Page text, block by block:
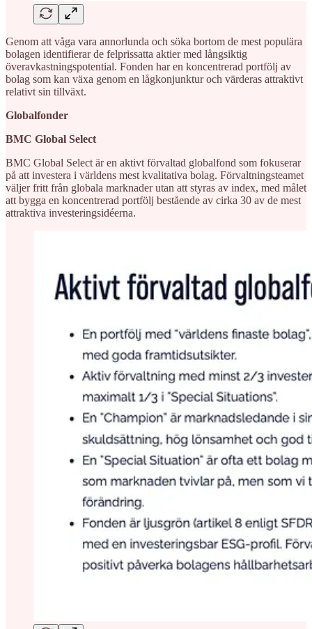
Genom att våga vara annorlunda och söka bortom de mest populära
bolagen identifierar de felprissatta aktier med långsiktig
överavkastningspotential. Fonden har en koncentrerad portfölj av
bolag som kan växa genom en lågkonjunktur och värderas attraktivt
relativt sin tillväxt.
Globalfonder
BMC Global Select
BMC Global Select är en aktivt förvaltad globalfond som fokuserar
på att investera i världens mest kvalitativa bolag. Förvaltningsteamet
väljer fritt från globala marknader utan att styras av index, med målet
att bygga en koncentrerad portfölj bestående av cirka 30 av de mest
attraktiva investeringsidéerna.